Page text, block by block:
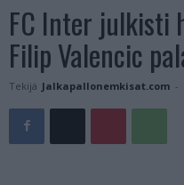
FC Inter julkisti
Filip Valencic
Tekijä Jalkapallonemkisat.com -